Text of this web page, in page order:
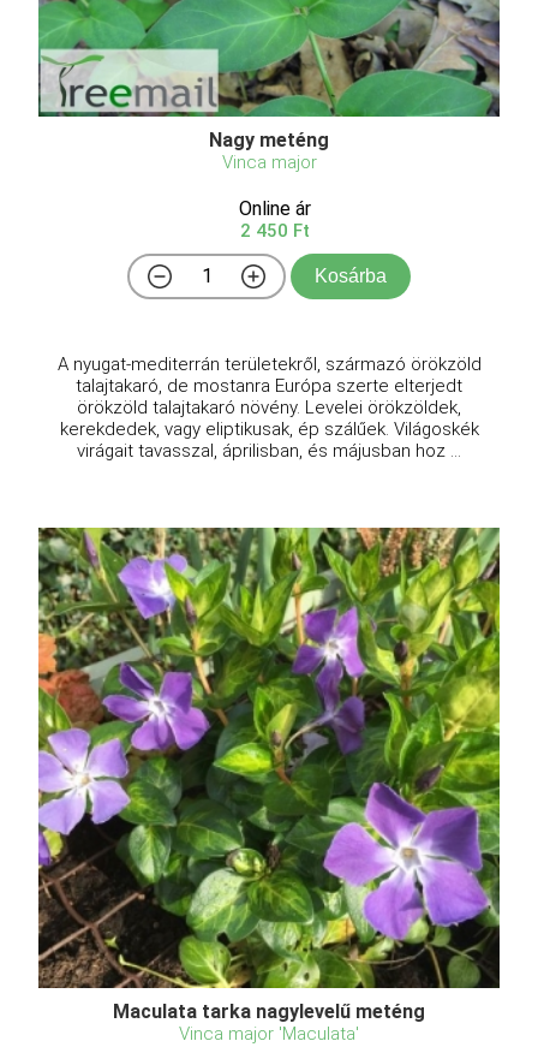
Nagy meténg
Vinca major
Online ár
2 450 Ft
Kosárba
A nyugat-mediterrán területekről, származó örökzöld
talajtakaró, de mostanra Európa szerte elterjedt
örökzöld talajtakaró növény. Levelei örökzöldek,
kerekdedek, vagy eliptikusak, ép szálűek. Világoskék
virágait tavasszal, áprilisban, és májusban hoz ...
Maculata tarka nagylevelű meténg
Vinca major 'Maculata'